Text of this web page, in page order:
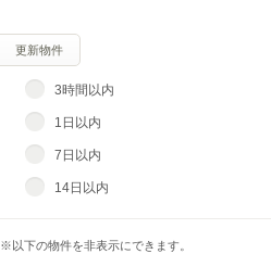
更新物件
3時間以内
1日以内
7日以内
14日以内
※以下の物件を非表示にできます。